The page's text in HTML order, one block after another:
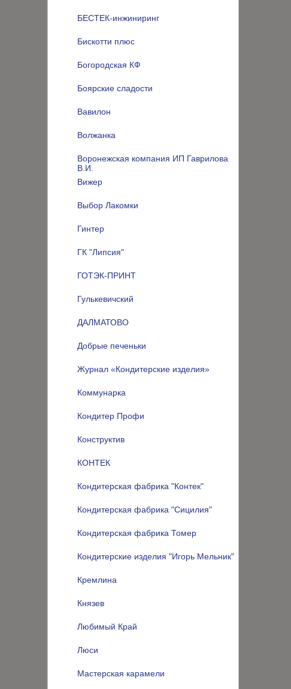
БЕСТЕК-инжиниринг
Бискотти плюс
Богородская КФ
Боярские сладости
Вавилон
Волжанка
Воронежская компания ИП Гаврилова
В.И.
Вижер
Выбор Лакомки
Гинтер
ГК "Липсия"
ГОТЭК-ПРИНТ
Гулькевичский
ДАЛМАТОВО
Добрые печеньки
Журнал «Кондитерские изделия»
Коммунарка
Кондитер Профи
Конструктив
КОНТЕК
Кондитерская фабрика "Контек"
Кондитерская фабрика "Сицилия"
Кондитерская фабрика Томер
Кондитерские изделия "Игорь Мельник"
Кремлина
Князев
Любимый Край
Люси
Мастерская карамели